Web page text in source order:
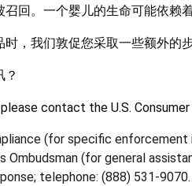
回。一个婴儿的生命可能依赖
，我们敦促您采取一些额外的
？
contact the U.S.
(for specific enforcement
Ombudsman (for general
telephone: (888) 531-9070.